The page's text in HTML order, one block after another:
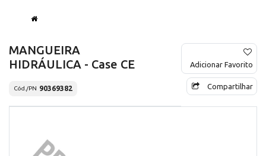
MANGUEIRA
HIDRÁULICA - Case CE
Cód./PN 90369382
Adicionar Favorito
Compartilhar